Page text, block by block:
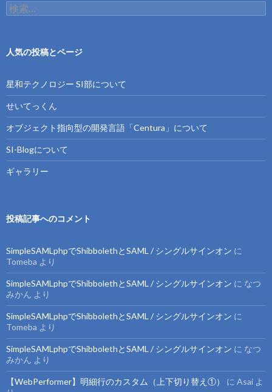
検
索:
人気の投稿とページ
星和テクノロジー SI部について
せいてっくん
オブジェクト指向型の開発言語「Centura」について
SI-Blogについて
ギャラリー
投稿記事へのコメント
SimpleSAMLphpでShibbolethとSAML / シングルサインオン に
Tomeba より
SimpleSAMLphpでShibbolethとSAML / シングルサインオン に なつ
みかん より
SimpleSAMLphpでShibbolethとSAML / シングルサインオン に
Tomeba より
SimpleSAMLphpでShibbolethとSAML / シングルサインオン に なつ
みかん より
【WebPerformer】明細行のカスタム（上下切り替え①） に Asai よ